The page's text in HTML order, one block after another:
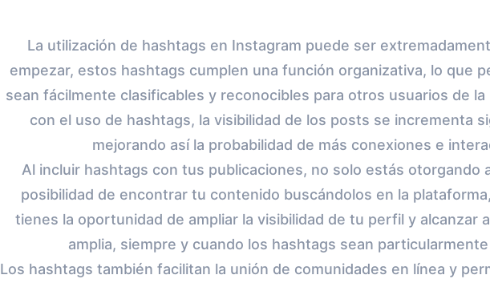
La utilización de hashtags en Instagram puede ser
empezar, estos hashtags cumplen una función organizativa, lo que
sean fácilmente clasificables y reconocibles para otros usuarios de
con el uso de hashtags, la visibilidad de los posts se incrementa
mejorando así la probabilidad de más conexiones e
Al incluir hashtags con tus publicaciones, no solo estás otorgando
posibilidad de encontrar tu contenido buscándolos en la
tienes la oportunidad de ampliar la visibilidad de tu perfil y alcanzar
amplia, siempre y cuando los hashtags sean
Los hashtags también facilitan la unión de comunidades en línea y